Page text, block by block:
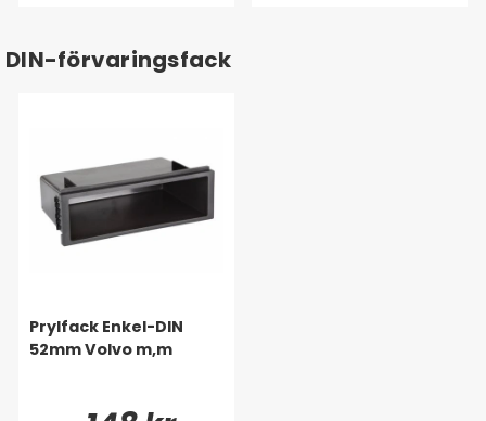
DIN-förvaringsfack
Prylfack Enkel-DIN
52mm Volvo m,m